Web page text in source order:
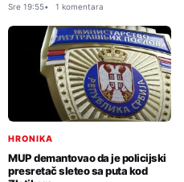
Sre 19:55 1 komentara
HRONIKA
MUP demantovao da je policijski
presretač sleteo sa puta kod